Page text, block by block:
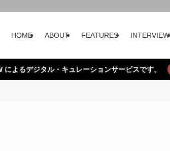
HOME ABOUT FEATURES INTERVIEW
よるデジタル・キュレーションサービスです。